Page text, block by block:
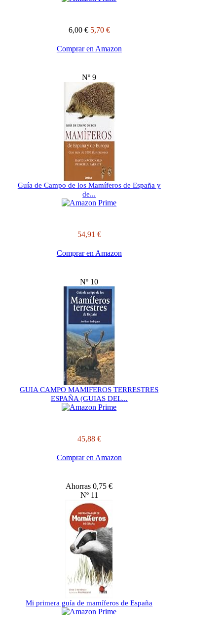
6,00 € 5,70 €
Comprar en Amazon
Nº 9
Guía de Campo de los Mamíferos de España y
de...
54,91 €
Comprar en Amazon
Nº 10
GUIA CAMPO MAMIFEROS TERRESTRES
ESPAÑA (GUIAS DEL...
45,88 €
Comprar en Amazon
Ahorras 0,75 €
Nº 11
Mi primera guía de mamíferos de España